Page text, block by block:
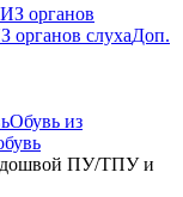
органов
органов слухаДоп.
Обувь из
ПУ/ТПУ и